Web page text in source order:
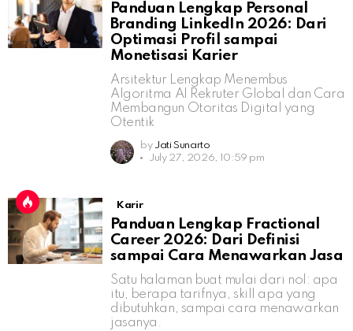
Panduan Lengkap Personal
Branding LinkedIn 2026: Dari
Optimasi Profil sampai
Monetisasi Karier
Arsitektur Lengkap Menembus
Algoritma AI Rekruter Global dan Cara
Membangun Otoritas Digital yang
Otentik
by Jati Sunarto
July 27, 2026, 10:59 pm
Karir
Panduan Lengkap Fractional
Career 2026: Dari Definisi
sampai Cara Menawarkan Jasa
Satu halaman buat mulai dari nol: apa
itu, berapa tarifnya, skill apa yang
dibutuhkan, sampai cara menawarkan
jasanya.